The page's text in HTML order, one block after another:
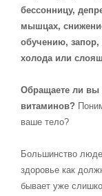
бессонницу,
мышцах,
обучению,
холода или
Обращаете ли вы
витаминов?
ваше тело?
Большинство
здоровье как
бывает уже